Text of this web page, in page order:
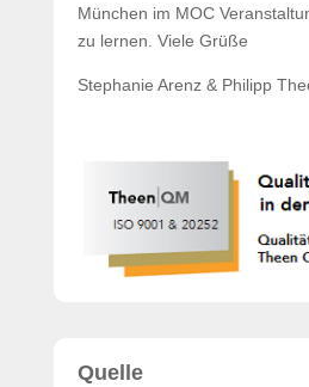
München im MOC
zu lernen. Viele Grüße
Stephanie Arenz & Philipp
Quelle